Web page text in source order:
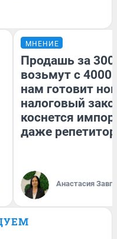
МНЕНИЕ
Продашь за
возьмут с
нам готовит
налоговый
коснется
даже
Анастасия